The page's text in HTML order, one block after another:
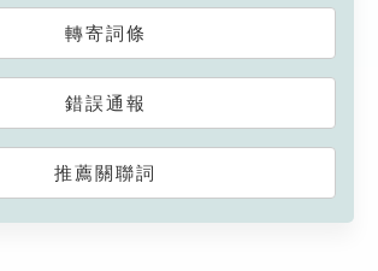
轉寄詞條
錯誤通報
推薦關聯詞